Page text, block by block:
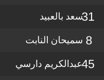
31سعد بالعبيد
8 سميحان النابت
45عبدالكريم دارسي